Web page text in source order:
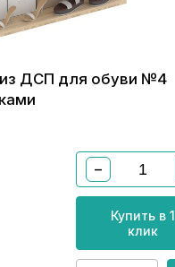
ДСП для обуви №4
−
Купить в 1
клик